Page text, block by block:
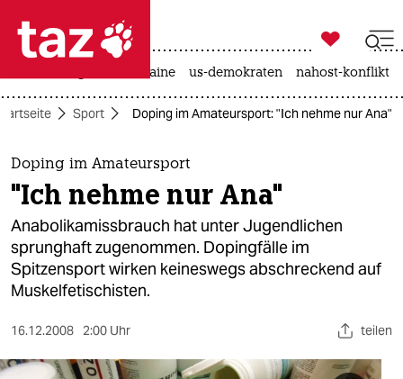
 taz zahl ich
taz zahl ich
themen
politik
öko
gesellschaft
kultur
sport

taz zahl ich
krieg in der ukraine us-demokraten nahost-konflikt
Sport Doping im Amateursport: "Ich nehme nur Ana"
Doping im Amateursport
"Ich nehme nur Ana"
Anabolikamissbrauch hat unter Jugendlichen
sprunghaft zugenommen. Dopingfälle im
Spitzensport wirken keineswegs abschreckend auf
Muskelfetischisten.
16.12.2008 2:00 Uhr teilen